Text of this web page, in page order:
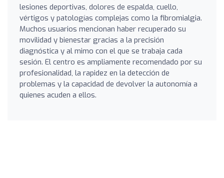
lesiones deportivas, dolores de espalda, cuello,
vértigos y patologías complejas como la fibromialgia.
Muchos usuarios mencionan haber recuperado su
movilidad y bienestar gracias a la precisión
diagnóstica y al mimo con el que se trabaja cada
sesión. El centro es ampliamente recomendado por su
profesionalidad, la rapidez en la detección de
problemas y la capacidad de devolver la autonomía a
quienes acuden a ellos.